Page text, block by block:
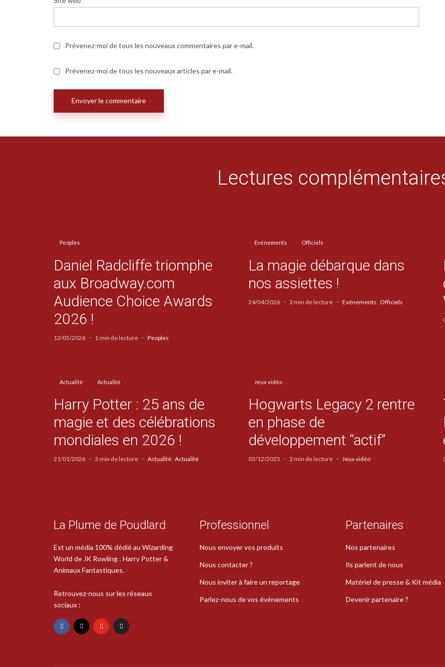
Prévenez-moi de tous les nouveaux commentaires par e-mail.
Prévenez-moi de tous les nouveaux articles par e-mail.
Lectures
Peoples
Daniel Radcliffe triomphe
aux Broadway.com
Audience Choice Awards
2026 !
13/05/2026 1 min de lecture Peoples
Evénements Officiels
La magie débarque dans
nos assiettes !
24/04/2026 2 min de lecture Evénements Officiels
Actualité Actualité
Harry Potter : 25 ans de
magie et des célébrations
mondiales en 2026 !
21/01/2026 3 min de lecture Actualité Actualité
Jeux vidéo
Hogwarts Legacy 2 rentre
en phase de
développement “actif”
03/12/2025 2 min de lecture Jeux vidéo
La Plume de Poudlard
Est un média 100% dédié au Wizarding
World de JK Rowling : Harry Potter &
Animaux Fantastiques.
Retrouvez-nous sur les réseaux
sociaux :
Professionnel
Nous envoyer vos produits
Nous contacter ?
Nous inviter à faire un reportage
Parlez-nous de vos événements
Partenaires
Nos partenaires
Ils parlent de nous
Matériel de presse & Kit média
Devenir partenaire ?